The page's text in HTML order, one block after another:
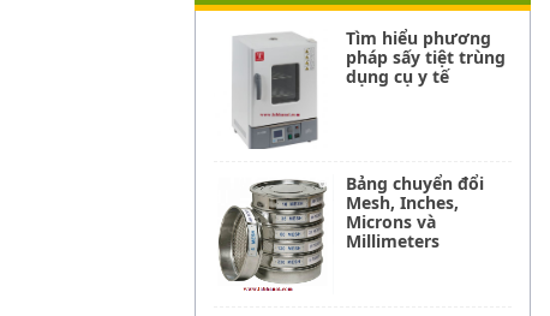
Tìm hiểu phương
pháp sấy tiệt trùng
dụng cụ y tế
Bảng chuyển đổi
Mesh, Inches,
Microns và
Millimeters